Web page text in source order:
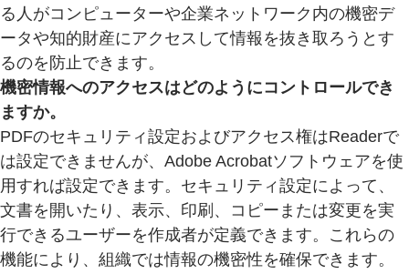
る人がコンピューターや企業ネットワーク内の機密デ
ータや知的財産にアクセスして情報を抜き取ろうとす
るのを防止できます。
機密情報へのアクセスはどのようにコントロールでき
ますか。
PDFのセキュリティ設定およびアクセス権はReaderで
は設定できませんが、Adobe Acrobatソフトウェアを使
用すれば設定できます。セキュリティ設定によって、
文書を開いたり、表示、印刷、コピーまたは変更を実
行できるユーザーを作成者が定義できます。これらの
機能により、組織では情報の機密性を確保できます。